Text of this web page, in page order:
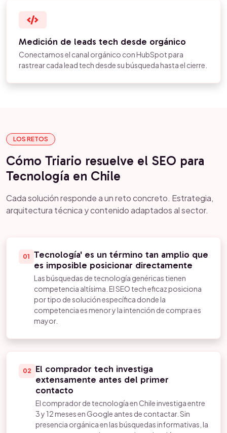
Medición de leads tech desde orgánico
Conectamos el canal orgánico con HubSpot para
rastrear cada lead tech desde su búsqueda hasta el cierre.
LOS RETOS
Cómo Triario resuelve el SEO para
Tecnología en Chile
Cada solución responde a un reto concreto. Estrategia,
arquitectura técnica y contenido adaptados al sector.
01 Tecnología' es un término tan amplio que
es imposible posicionar directamente
Las búsquedas de tecnología genéricas tienen
competencia altísima. El SEO tech eficaz posiciona
por tipo de solución específica donde la
competencia es menor y la intención de compra es
mayor.
02
El comprador tech investiga
extensamente antes del primer
contacto
El comprador de tecnología en Chile investiga entre
3 y 12 meses en Google antes de contactar. Sin
presencia orgánica en las búsquedas informativas, la